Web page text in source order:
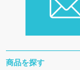
商品を探す